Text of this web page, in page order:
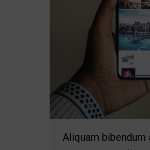
Aliquam bibendum